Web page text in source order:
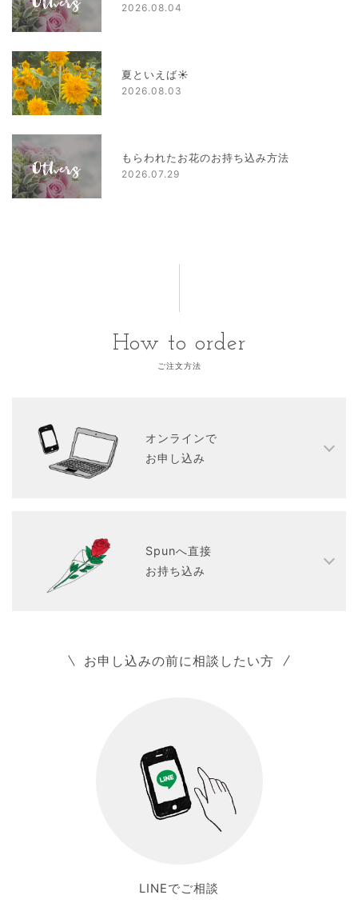
2026.08.04
夏といえば☀
2026.08.03
もらわれたお花のお持ち込み方法
2026.07.29
How to order
ご注文方法
オンラインで
お申し込み
Spunへ直接
お持ち込み
お申し込みの前に相談したい方
LINEでご相談